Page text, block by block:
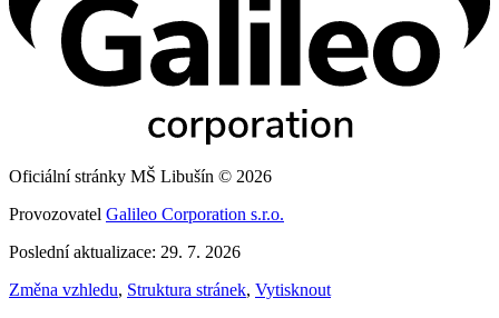
Oficiální stránky MŠ Libušín © 2026
Provozovatel Galileo Corporation s.r.o.
Poslední aktualizace: 29. 7. 2026
Změna vzhledu, Struktura stránek, Vytisknout